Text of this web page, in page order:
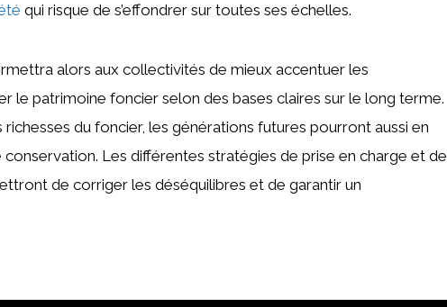
qui risque de s’effondrer sur toutes ses échelles.
alors aux collectivités de mieux accentuer les
le patrimoine foncier selon des bases claires sur le long terme.
du foncier, les générations futures pourront aussi en
conservation. Les différentes stratégies de prise en charge et de
de corriger les déséquilibres et de garantir un